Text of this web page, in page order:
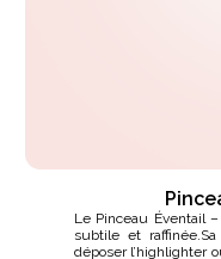
Le Pinceau Éventail
subtile et
déposer l’highlighter